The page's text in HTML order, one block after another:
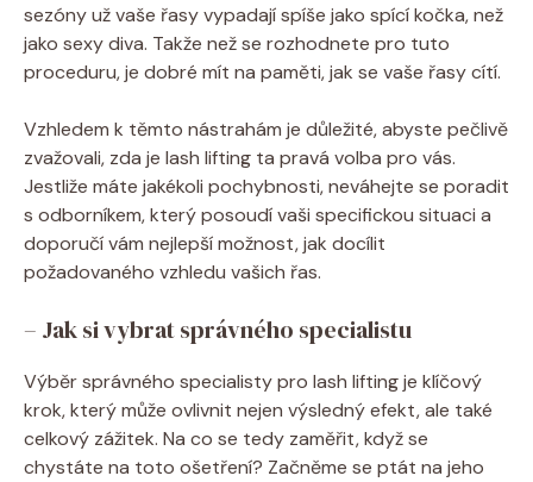
sezóny už vaše řasy vypadají spíše jako spící kočka, než
jako sexy diva. Takže než se rozhodnete pro tuto
proceduru, je dobré mít na paměti, jak se vaše řasy cítí.
Vzhledem k těmto nástrahám je důležité, abyste pečlivě
zvažovali, zda je lash lifting ta pravá volba pro vás.
Jestliže máte jakékoli pochybnosti, neváhejte se poradit
s odborníkem, který posoudí vaši specifickou situaci a
doporučí vám nejlepší možnost, jak docílit
požadovaného vzhledu vašich řas.
– Jak si vybrat správného specialistu
Výběr správného specialisty pro lash lifting je klíčový
krok, který může ovlivnit nejen výsledný efekt, ale také
celkový zážitek. Na co se tedy zaměřit, když se
chystáte na toto ošetření? Začněme se ptát na jeho